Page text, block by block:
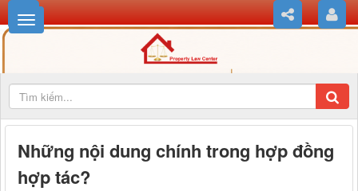
Những nội dung chính trong hợp đồng
hợp tác?